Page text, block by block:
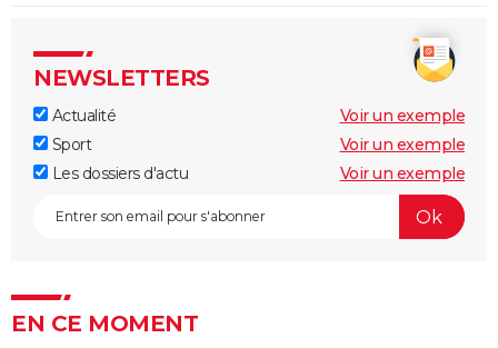
NEWSLETTERS
Actualité
Voir un exemple
Sport
Voir un exemple
Les dossiers d'actu
Voir un exemple
EN CE MOMENT